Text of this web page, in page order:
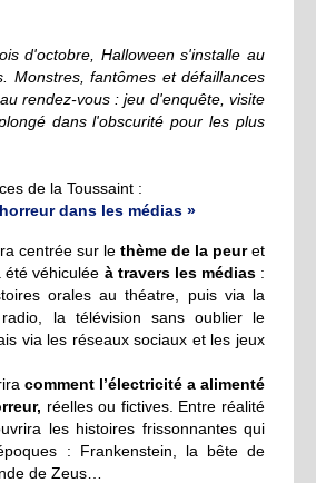
d'octobre, Halloween s'installe au
Monstres, fantômes et défaillances
rendez-vous : jeu d'enquête, visite
dans l'obscurité pour les plus
de la Toussaint :
dans les médias »
centrée sur le thème de la peuret
été véhiculée à travers les médias:
orales au théatre, puis via la
la télévision sans oublier le
via les réseaux sociaux et les jeux
comment l’électricité a alimenté
réelles ou fictives. Entre réalité
les histoires frissonnantes qui
: Frankenstein, la bête de
de Zeus…